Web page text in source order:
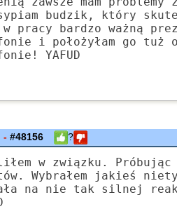
budzik, który
w pracy bardzo ważną
i położyłam go tuż
YAFUD
-#48156 ?
w związku.
Wybrałem jakieś
na nie tak silnej